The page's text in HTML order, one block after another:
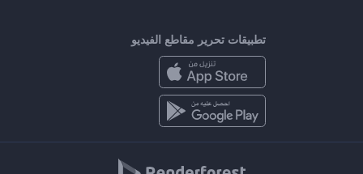
تطبيقات تحرير مقاطع الفيديو